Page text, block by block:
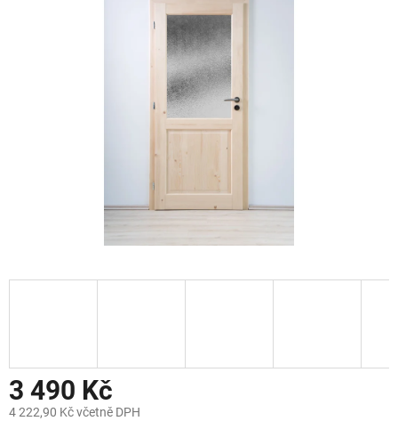
3 490 Kč
4 222,90 Kč včetně DPH